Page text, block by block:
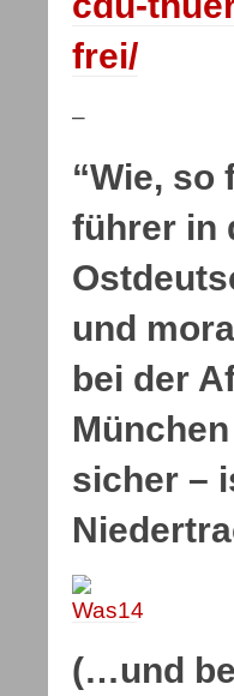
frei/
–
“Wie, so
führer in
und
bei der
sicher –
(…und